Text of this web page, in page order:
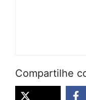
Compartilhe